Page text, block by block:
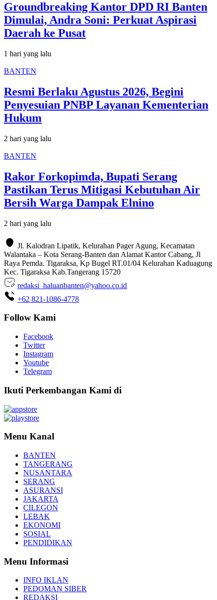
Groundbreaking Kantor DPD RI Banten
Dimulai, Andra Soni: Perkuat Aspirasi
Daerah ke Pusat
1 hari yang lalu
BANTEN
Resmi Berlaku Agustus 2026, Begini
Penyesuian PNBP Layanan Kementerian
Hukum
2 hari yang lalu
BANTEN
Rakor Forkopimda, Bupati Serang
Pastikan Terus Mitigasi Kebutuhan Air
Bersih Warga Dampak Elnino
2 hari yang lalu
Jl. Kalodran Lipatik, Kelurahan Pager Agung, Kecamatan
Walantaka – Kota Serang-Banten dan Alamat Kantor Cabang, Jl
Raya Pemda. Tigaraksa, Kp Bugel RT.01/04 Kelurahan Kaduagung
Kec. Tigaraksa Kab.Tangerang 15720
redaksi_haluanbanten@yahoo.co.id
+62 821-1086-4778
Follow Kami
Facebook
Twitter
Instagram
Youtube
Telegram
Ikuti Perkembangan Kami di
Menu Kanal
BANTEN
TANGERANG
NUSANTARA
SERANG
ASURANSI
JAKARTA
CILEGON
LEBAK
EKONOMI
SOSIAL
PENDIDIKAN
Menu Informasi
INFO IKLAN
PEDOMAN SIBER
REDAKSI